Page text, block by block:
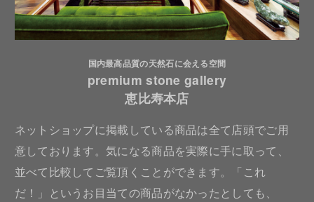
国内最高品質の天然石に会える空間
premium stone gallery
恵比寿本店
ネットショップに掲載している商品は全て店頭でご用
意しております。気になる商品を実際に手に取って、
並べて比較してご覧頂くことができます。「これ
だ！」というお目当ての商品がなかったとしても、